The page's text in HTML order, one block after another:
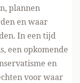
plannen
en waar
In een tijd
een opkomende
en
voor waar